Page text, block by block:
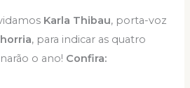
Karla Thibau, porta-voz
, para indicar as quatro
o ano! Confira: